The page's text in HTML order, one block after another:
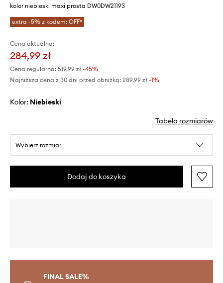
kolor niebieski maxi prosta DW0DW21193
extra -5% z kodem: OFF*
Cena aktualna:
284,99 zł
Cena regularna: 519,99 zł -45%
Najniższa cena z 30 dni przed obniżką: 289,99 zł -1%
Kolor: niebieski
Tabela rozmiarów
Wybierz rozmiar
Dodaj do koszyka
FINAL SALE%